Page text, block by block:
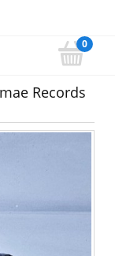
Records